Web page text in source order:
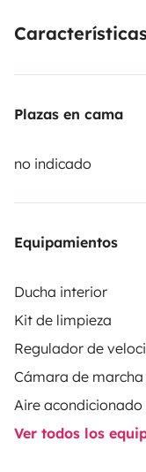
Plazas en cama
no indicado
Equipamientos
Ducha interior
Kit de limpieza
Regulador de
Cámara de
Ver todos los